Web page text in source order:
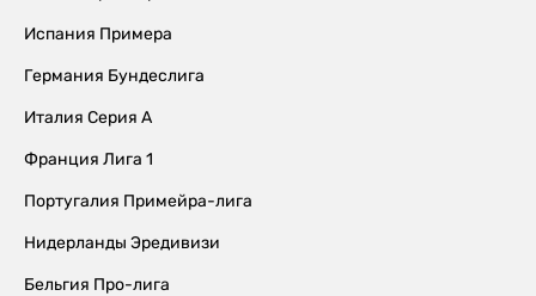
Испания Примера
Германия Бундеслига
Италия Серия А
Франция Лига 1
Португалия Примейра-лига
Нидерланды Эредивизи
Бельгия Про-лига